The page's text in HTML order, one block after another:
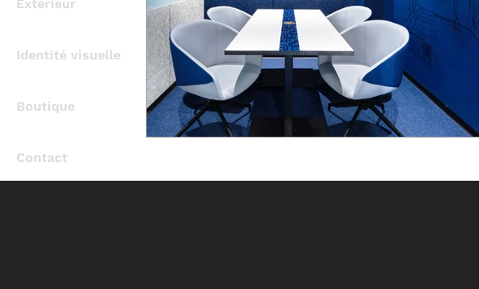
Éxtérieur
Identité visuelle
Boutique
Contact
Bureau d'Étude Signalétique